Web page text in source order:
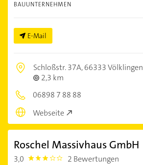
BAUUNTERNEHMEN
E-Mail
Schloßstr. 37A,66333 Völklingen
2,3 km
06898 7 88 88
Webseite
Roschel Massivhaus GmbH
3,0 3.0 2 Bewertungen